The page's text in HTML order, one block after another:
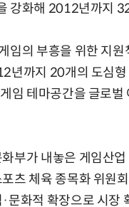
강화해 2012년까지
임의 부흥을 위한 지
년까지 20개의 도심
임 테마공간을 글로
부가 내놓은 게임산
츠 체육 종목화 위원
문화적 확장으로 시